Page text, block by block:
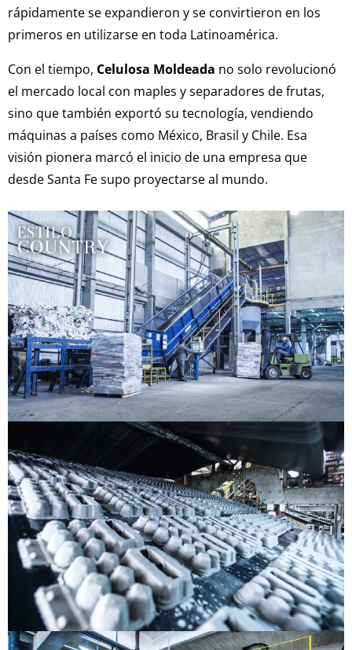
rápidamente se expandieron y se convirtieron en los
primeros en utilizarse en toda Latinoamérica.
Con el tiempo, Celulosa Moldeada no solo revolucionó
el mercado local con maples y separadores de frutas,
sino que también exportó su tecnología, vendiendo
máquinas a países como México, Brasil y Chile. Esa
visión pionera marcó el inicio de una empresa que
desde Santa Fe supo proyectarse al mundo.